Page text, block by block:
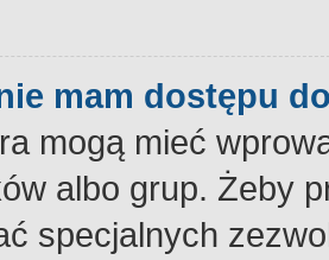
mam dostępu
mogą mieć
albo grup. Żeby
specjalnych